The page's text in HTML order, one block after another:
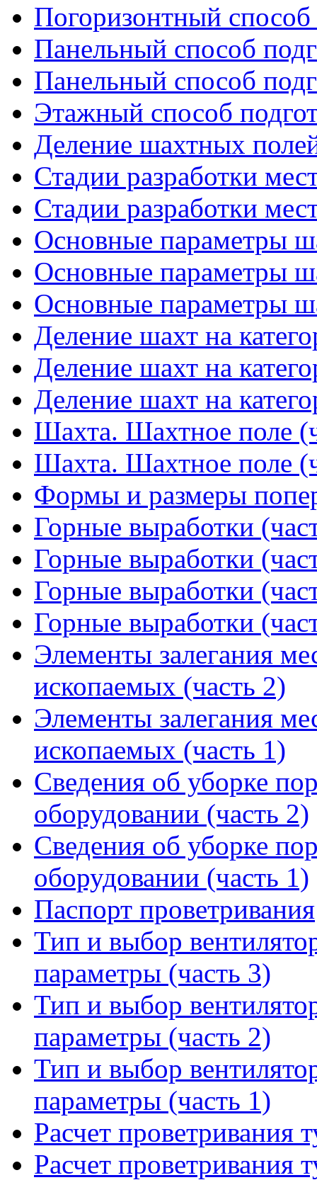
Погоризонтный способ
Панельный способ
Панельный способ
Этажный способ
Деление шахтных
Стадии разработки
Стадии разработки
Основные параметры
Основные параметры
Основные параметры
Деление шахт на
Деление шахт на
Деление шахт на
Шахта. Шахтное поле
Шахта. Шахтное поле
Формы и размеры
Горные выработки
Горные выработки
Горные выработки
Горные выработки
Элементы залегания
ископаемых (часть 2)
Элементы залегания
ископаемых (часть 1)
Сведения об уборке
оборудовании (часть 2)
Сведения об уборке
оборудовании (часть 1)
Паспорт проветривания
Тип и выбор
параметры (часть 3)
Тип и выбор
параметры (часть 2)
Тип и выбор
параметры (часть 1)
Расчет проветривания
Расчет проветривания